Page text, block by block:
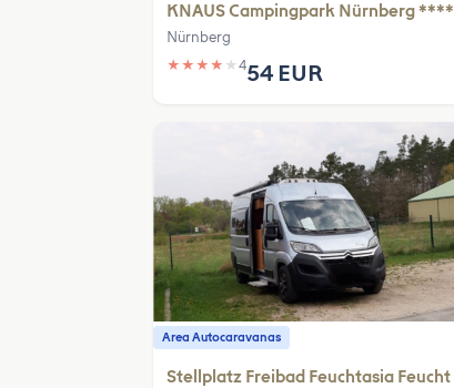
KNAUS Campingpark Nürnberg ****
Nürnberg
★ ★ ★ ★ ★ 454 EUR
Area Autocaravanas
Stellplatz Freibad Feuchtasia Feucht